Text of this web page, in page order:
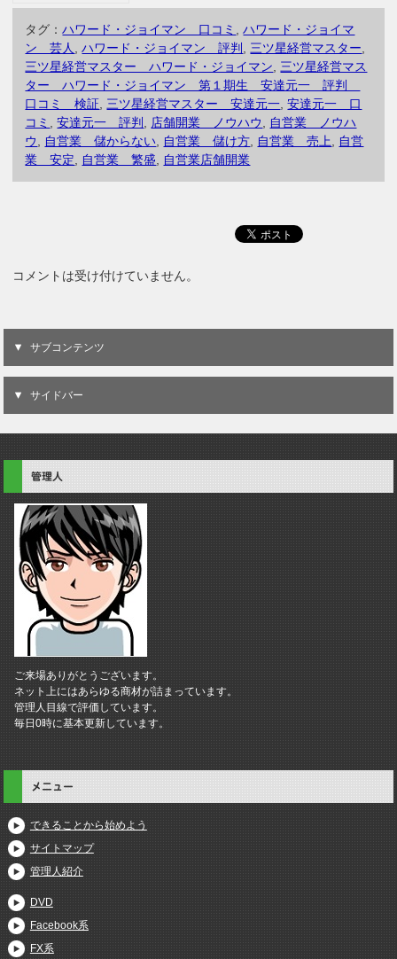
ブ 第３期 安達
元一 永倉顕太
口コミ 評判
タグ：ハワード・ジョイマン 口コミ ,ハワード・ジョイマ
ン 芸人
,ハワード・ジョイマン 評判 三ツ星経営マスター
三ツ星経営マスター ハワード・ジョイマン
三ツ星経営マス
ター ハワード・ジョイマン 第１期生 安達元一 評判
口コミ 検証 三ツ星経営マスター 安達元一 ,安達元一 口
コミ
,安達元一 評判 店舗開業 ノウハウ
自営業 ノウハ
ウ
自営業 儲からない 自営業 儲け方 自営業 売上
自営
業 安定
自営業 繁盛 自営業店舗開業
コメントは受け付けていません。
サブコンテンツ
サイドバー
管理人
ご来場ありがとうございます。
ネット上にはあらゆる商材が詰まっています。
管理人目線で評価しています。
毎日0時に基本更新しています。
メニュー
できることから始めよう
サイトマップ
管理人紹介
DVD
Facebook系
FX系